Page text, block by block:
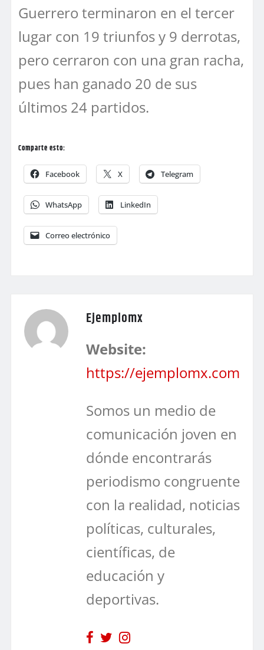
Guerrero terminaron en el tercer
lugar con 19 triunfos y 9 derrotas,
pero cerraron con una gran racha,
pues han ganado 20 de sus
últimos 24 partidos.
Comparte esto:
Facebook X Telegram
WhatsApp LinkedIn
Correo electrónico
Ejemplomx
Website:
https://ejemplomx.com
Somos un medio de
comunicación joven en
dónde encontrarás
periodismo congruente
con la realidad, noticias
políticas, culturales,
científicas, de
educación y
deportivas.